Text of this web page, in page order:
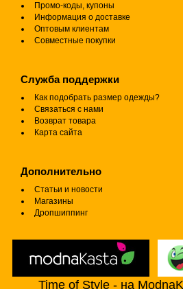
Промо-коды, купоны
Информация о доставке
Оптовым клиентам
Совместные покупки
Служба поддержки
Как подобрать размер одежды?
Связаться с нами
Возврат товара
Карта сайта
Дополнительно
Статьи и новости
Магазины
Дропшиппинг
Time of Style - на